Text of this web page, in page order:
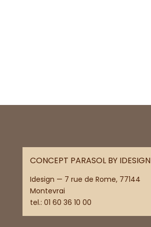
CONCEPT PARASOL BY IDESIGN
Idesign — 7 rue de Rome, 77144
Montevrai
tel.: 01 60 36 10 00